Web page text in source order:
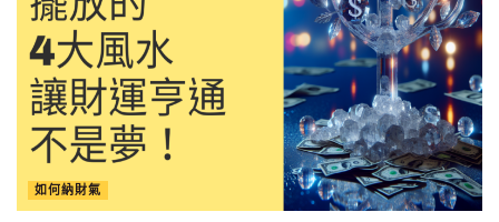
如何納財氣